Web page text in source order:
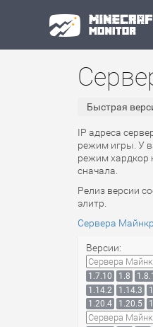
Быстрая
IP адреса
режим игры. У
режим хардкор
сначала.
Релиз версии
элитр.
Сервера
Версии:
Сервера
1.7.10
1.8
1.14.2
1.14.3
1.20.4
1.20.5
Сервера